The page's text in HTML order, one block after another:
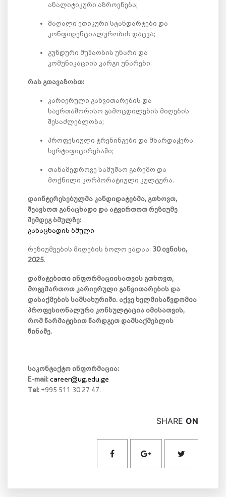
ანალიტიკური აზროვნება;
მაღალი ეთიკური სტანდარტები და
კონფიდენციალურობის დაცვა;
გუნდური მუშაობის უნარი და
კომუნიკაციის კარგი უნარები.
რას გთავაზობთ:
კარიერული განვითარების და
საერთაშორისო გამოცდილების მიღების
შესაძლებლობა;
პროფესიული ტრენინგები და მხარდაჭერა
სერტიფიცირებაში;
თანამედროვე სამუშაო გარემო და
მოქნილი კორპორატიული კულტურა.
დაინტერესებულმა კანდიდატებმა, გთხოვთ,
შეავსოთ განაცხადი და ატვირთოთ რეზიუმე
შემდეგ ბმულზე:
განაცხადის ბმული
რეზიუმეების მიღების ბოლო ვადაა: 30 ივნისი,
2025.
დამატებითი ინფორმაციისათვის გთხოვთ,
მოგვმართოთ კარიერული განვითარების და
დასაქმების სამსახურიში. აქვე ხელმისაწვდომია
პროფესიონალური კონსულტაცია იმისათვის,
რომ წარმატებით წარდგეთ დამსაქმებლის
წინაშე.
საკონტაქტო ინფორმაცია:
E-mail: career@ug.edu.ge
Tel: +995 511 30 27 47.
SHARE ON